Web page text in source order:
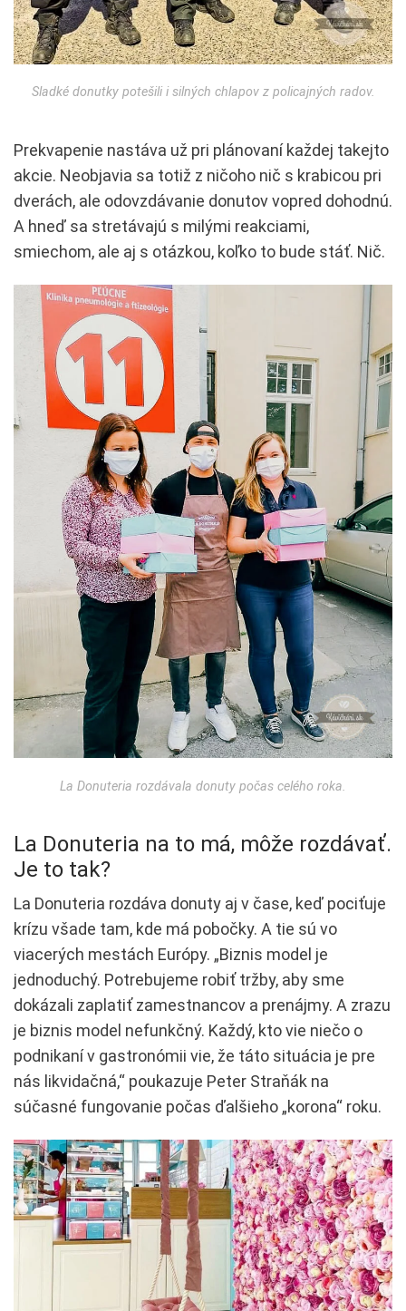
Sladké donutky potešili i silných chlapov z policajných radov.
Prekvapenie nastáva už pri plánovaní každej takejto
akcie. Neobjavia sa totiž z ničoho nič s krabicou pri
dverách, ale odovzdávanie donutov vopred dohodnú.
A hneď sa stretávajú s milými reakciami,
smiechom, ale aj s otázkou, koľko to bude stáť. Nič.
La Donuteria rozdávala donuty počas celého roka.
La Donuteria na to má, môže rozdávať.
Je to tak?
La Donuteria rozdáva donuty aj v čase, keď pociťuje
krízu všade tam, kde má pobočky. A tie sú vo
viacerých mestách Európy. „Biznis model je
jednoduchý. Potrebujeme robiť tržby, aby sme
dokázali zaplatiť zamestnancov a prenájmy. A zrazu
je biznis model nefunkčný. Každý, kto vie niečo o
podnikaní v gastronómii vie, že táto situácia je pre
nás likvidačná,“ poukazuje Peter Straňák na
súčasné fungovanie počas ďalšieho „korona“ roku.